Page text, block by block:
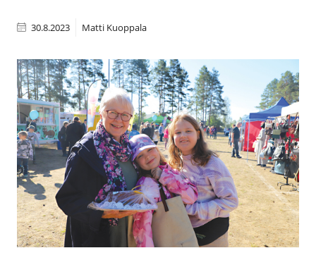
30.8.2023 Matti Kuoppala